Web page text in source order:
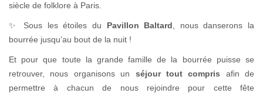
siècle de folklore à Paris.
✨ Sous les étoiles du Pavillon Baltard , nous danserons la
bourrée jusqu’au bout de la nuit !
Et pour que toute la grande famille de la bourrée puisse se
retrouver, nous organisons un séjour tout compris afin de
permettre à chacun de nous rejoindre pour cette fête